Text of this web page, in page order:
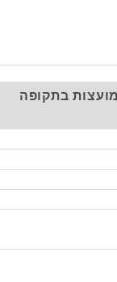
בתקופה